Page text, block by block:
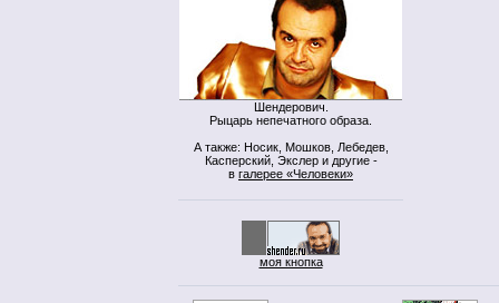
Шендерович.
Рыцарь непечатного образа.
А также: Носик, Мошков, Лебедев,
Касперский, Экслер и другие -
в галерее «Человеки»
моя кнопка